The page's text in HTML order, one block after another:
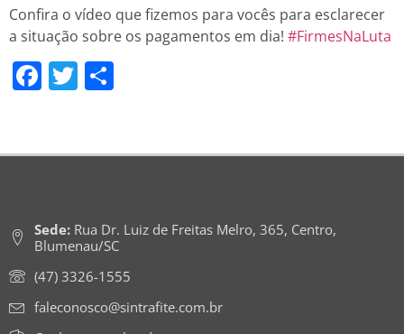
Confira o vídeo que fizemos para vocês para esclarecer
a situação sobre os pagamentos em dia! #FirmesNaLuta
Facebook
Twitter
Sede:Rua Dr. Luiz de Freitas Melro, 365, Centro,
Blumenau/SC
(47) 3326-1555
faleconosco@sintrafite.com.br